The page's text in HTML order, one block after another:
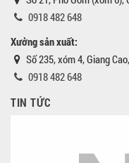
0918 482 648
Xưởng sản xuất:
Số 235, xóm 4, Giang
0918 482 648
TIN TỨC